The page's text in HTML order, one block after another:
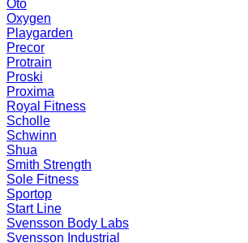
Oto
Oxygen
Playgarden
Precor
Protrain
Proski
Proxima
Royal Fitness
Scholle
Schwinn
Shua
Smith Strength
Sole Fitness
Sportop
Start Line
Svensson Body Labs
Svensson Industrial